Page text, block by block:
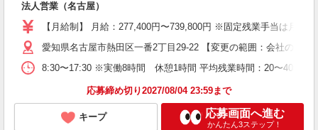
法人営業（名古屋）
【月給制】 月給：277,400円〜739,800円 ※固定残業手当は月、
愛知県名古屋市熱田区一番2丁目29-22 【変更の範囲：会社の定め
8:30〜17:30 ※実働8時間 休憩1時間 平均残業時間：20〜40時間
応募締め切り2027/08/04 23:59まで
キープ 応募画面へ進む
かんたん3ステップ！